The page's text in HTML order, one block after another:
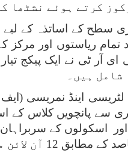
کرتے ہوئے نشٹھا
ہیں۔
سے پانچویں کلاس کے
اساتذہ اور اسکولوں
ایک خصوصی پیکیج وضع کیا گیا ہے۔